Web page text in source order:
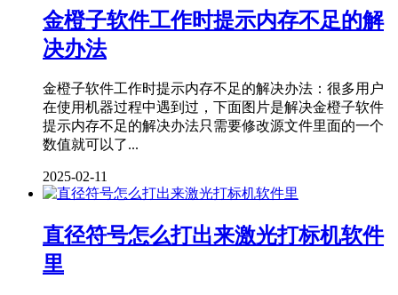
金橙子软件工作时提示内存不足的解
决办法
金橙子软件工作时提示内存不足的解决办法：很多用户
在使用机器过程中遇到过，下面图片是解决金橙子软件
提示内存不足的解决办法只需要修改源文件里面的一个
数值就可以了...
2025-02-11
直径符号怎么打出来激光打标机软件
里